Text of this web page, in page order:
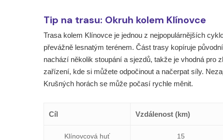
Tip na trasu: Okruh kolem Klínovce
Trasa kolem Klínovce je jednou z nejpopulárnějších
převážně lesnatým terénem. Část trasy kopíruje
nachází několik stoupání a sjezdů, takže je vhodná
zařízení, kde si můžete odpočinout a načerpat síly.
Krušných horách se může počasí rychle měnit.
Cíl Vzdálenost (km)
Klínovcová huť 15